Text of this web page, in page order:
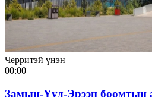
Черритэй үнэн
00:00
Замын-Үүд-Эрээн боомтын